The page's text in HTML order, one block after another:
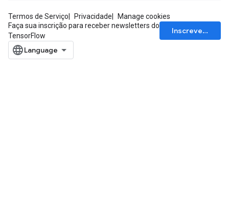
Termos de Serviço Privacidade
Manage cookies
Faça sua inscrição para receber newsletters do
TensorFlow
Inscrever-se